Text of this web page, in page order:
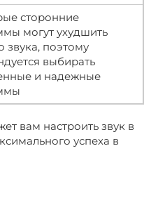
сторонние
могут ухудшить
звука, поэтому
выбирать
и надежные
вам настроить звук в
успеха в